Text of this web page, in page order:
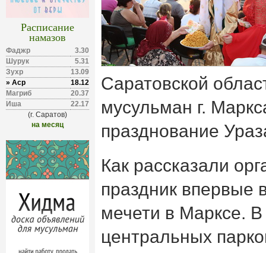
Расписание
намазов
Фаджр
3.30
Шурук
5.31
Зухр
13.09
» Аср
18.12
Магриб
20.37
Иша
22.17
(г. Саратов)
на месяц
Саратовской
мусульман г.
празднование
Как рассказали
праздник
мечети в Марксе.
центральных